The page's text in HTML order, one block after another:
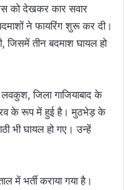
को देखकर कार सवार
ने फायरिंग शुरू कर दी।
जिसमें तीन बदमाश घायल हो
लवकुश, जिला गाजियाबाद के
के रूप में हुई है। मुठभेड़ के
भी घायल हो गए। उन्हें
में भर्ती कराया गया है।